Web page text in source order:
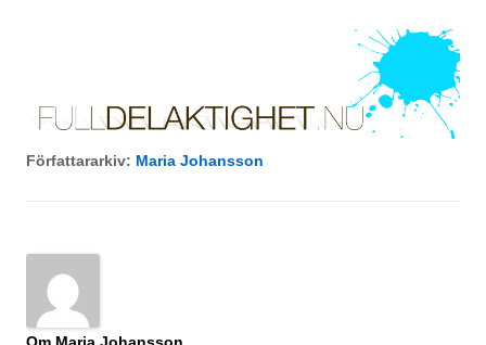
Om rätten att leva det liv du vill, oavsett funktionsförmåga.
Hoppa till innehåll
Författararkiv: Maria Johansson
Om Maria Johansson